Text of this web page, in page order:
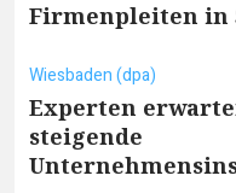
Firmenpleiten in
Wiesbaden (dpa)
Experten
steigende